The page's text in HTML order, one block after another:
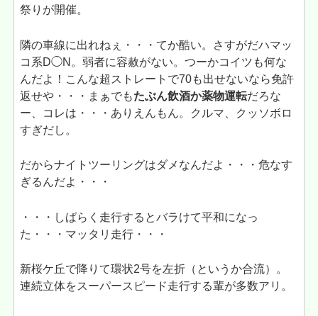
祭りが開催。
隣の車線に出れねぇ・・・てか酷い。さすがだハマッ
コ系D◯N。弱者に容赦がない。つーかコイツも何な
んだよ！こんな超ストレートで70も出せないなら免許
返せや・・・まぁでもたぶん飲酒か薬物運転だろな
ー、コレは・・・ありえんもん。クルマ、クッソボロ
すぎだし。
だからナイトツーリングはダメなんだよ・・・危なす
ぎるんだよ・・・
・・・しばらく走行するとバラけて平和になっ
た・・・マッタリ走行・・・
新桜ケ丘で降りて環状2号を左折（というか合流）。
連続立体をスーパースピード走行する輩が多数アリ。